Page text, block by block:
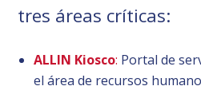
tres áreas críticas:
ALLIN Kiosco: Portal de
el área de recursos